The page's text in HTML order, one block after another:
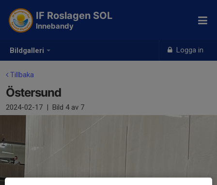
Bildgalleri Logga in
IF Roslagen SOL
Innebandy
Tillbaka
Östersund
2024-02-17 | Bild 4av 7